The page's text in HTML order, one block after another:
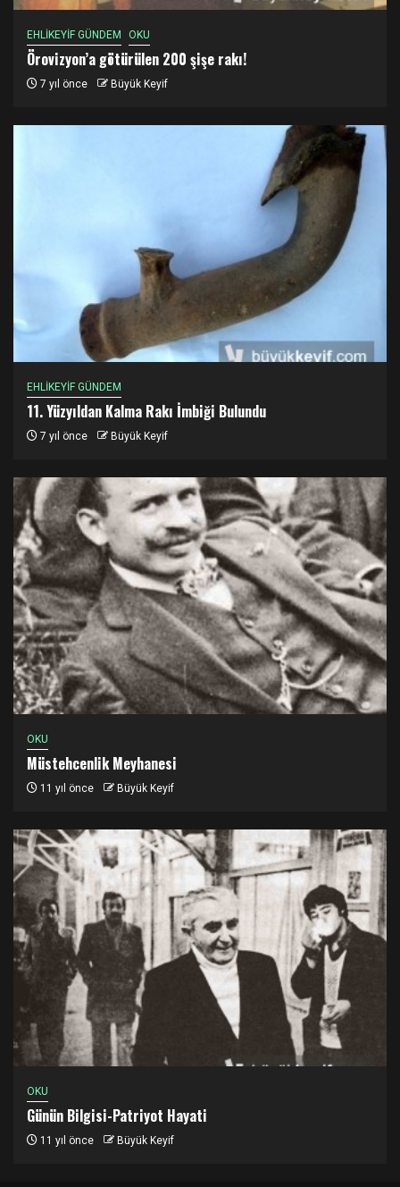
EHLİKEYİF GÜNDEM OKU
Örovizyon’a götürülen 200 şişe rakı!
7 yıl önce Büyük Keyif
EHLİKEYİF GÜNDEM
11. Yüzyıldan Kalma Rakı İmbiği Bulundu
7 yıl önce Büyük Keyif
OKU
Müstehcenlik Meyhanesi
11 yıl önce Büyük Keyif
OKU
Günün Bilgisi-Patriyot Hayati
11 yıl önce Büyük Keyif